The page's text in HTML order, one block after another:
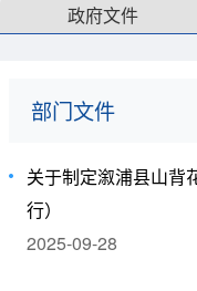
政府文件
部门文件
关于制定溆浦县山背
行）
2025-09-28